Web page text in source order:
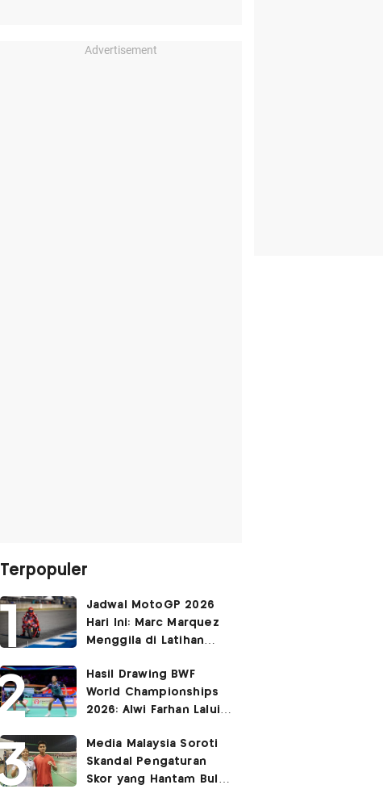
Advertisement
Terpopuler
Jadwal MotoGP 2026
Hari Ini: Marc Marquez
Menggila di Latihan
Hasil Drawing BWF
World Championships
2026: Alwi Farhan Lalui
Dapat Bye
Media Malaysia Soroti
Skandal Pengaturan
Skor yang Hantam Bulu